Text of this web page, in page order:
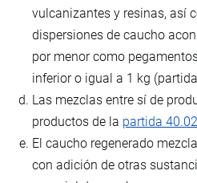
vulcanizantes y resinas, así
dispersiones de caucho
por menor como
inferior o igual a 1 kg
Las mezclas entre sí de
productos de la partida 40.02
El caucho regenerado
con adición de otras